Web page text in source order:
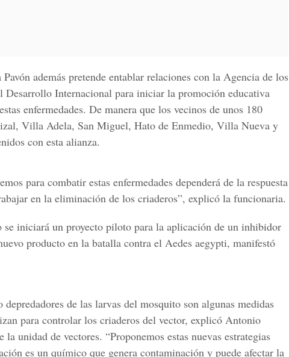
además pretende entablar relaciones con la Agencia de los
Desarrollo Internacional para iniciar la promoción educativa
enfermedades. De manera que los vecinos de unos 180
Villa Adela, San Miguel, Hato de Enmedio, Villa Nueva y
con esta alianza.
para combatir estas enfermedades dependerá de la respuesta
en la eliminación de los criaderos”, explicó la funcionaria.
se iniciará un proyecto piloto para la aplicación de un inhibidor
producto en la batalla contra el Aedes aegypti, manifestó
depredadores de las larvas del mosquito son algunas medidas
para controlar los criaderos del vector, explicó Antonio
la unidad de vectores. “Proponemos estas nuevas estrategias
es un químico que genera contaminación y puede afectar la